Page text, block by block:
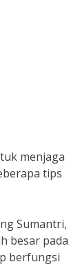
menjaga
tips
Sumantri,
besar pada
berfungsi